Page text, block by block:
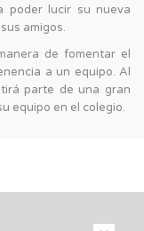
poder lucir su nueva
amigos.
de fomentar el
a un equipo. Al
parte de una gran
equipo en el colegio.